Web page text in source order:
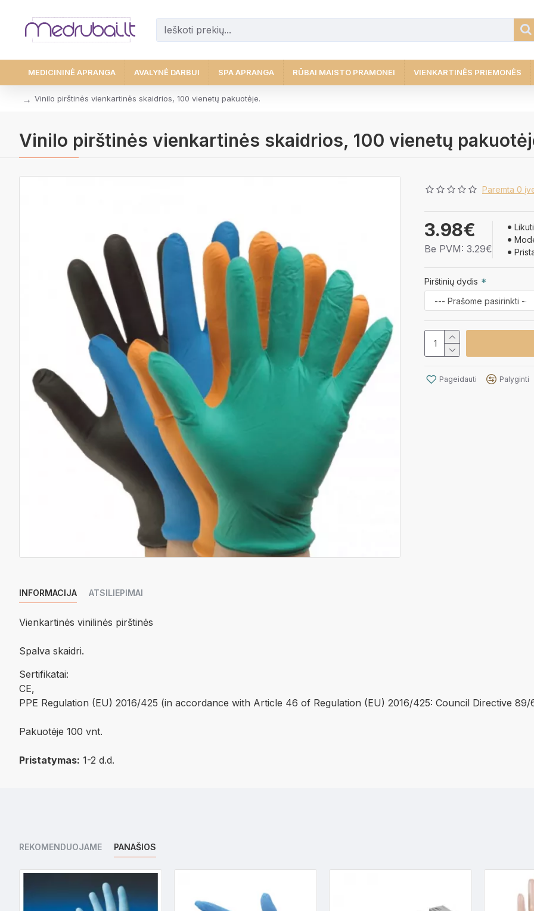
MEDICININĖ APRANGA AVALYNĖ DARBUI SPA APRANGA RŪBAI MAISTO PRAMONEI VIENKARTINĖS PRIEMONĖS
Vinilo pirštinės vienkartinės skaidrios, 100 vienetų pakuotėje.
Vinilo pirštinės vienkartinės skaidrios, 100 vienetų
Paremta 0
3.98€
Be PVM: 3.29€
Pirštinių dydis
Pageidauti Palyginti
INFORMACIJA ATSILIEPIMAI
Vienkartinės vinilinės pirštinės
Spalva skaidri.
Sertifikatai:
​CE,
PPE Regulation (EU) 2016/425 (in accordance with Article 46 of Regulation (EU) 2016/425: Council Directive 89/
Pakuotėje 100 vnt.
Pristatymas: 1-2 d.d.
REKOMENDUOJAME PANAŠIOS